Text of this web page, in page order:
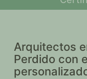
Arquitectos
Perdido con